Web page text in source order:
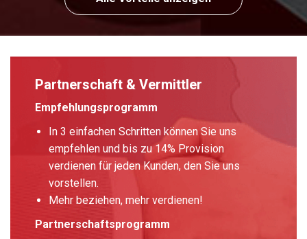
Partnerschaft & Vermittler
Empfehlungsprogramm
In 3 einfachen Schritten können Sie uns
empfehlen und bis zu 14% Provision
verdienen für jeden Kunden, den Sie uns
vorstellen.
Mehr beziehen, mehr verdienen!
Partnerschaftsprogramm